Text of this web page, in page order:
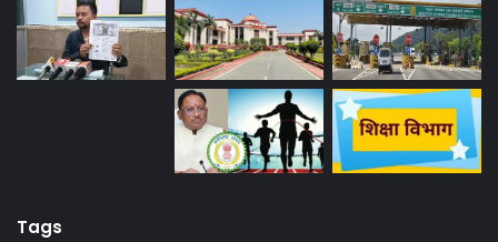
Tags